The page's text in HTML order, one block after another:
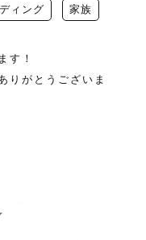
ィング 家族
す！
りがとうございま